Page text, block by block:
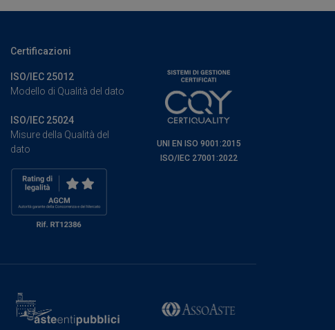
Certificazioni
ISO/IEC 25012
Modello di Qualità del dato
ISO/IEC 25024
Misure della Qualità del
dato
UNI EN ISO 9001:2015
ISO/IEC 27001:2022